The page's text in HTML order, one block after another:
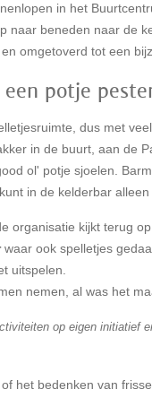
in het
naar beneden naar de
omgetoverd tot een
potje
dus met
in de buurt, aan de
ol' potje sjoelen.
in de kelderbar alleen
organisatie kijkt terug
waar ook spelletjes
uitspelen.
nemen, al was het
op eigen initiatief
het bedenken van